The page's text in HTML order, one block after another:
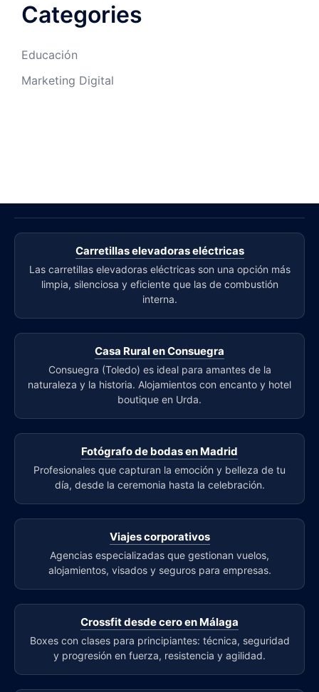
Categories
Educación
Marketing Digital
Carretillas elevadoras eléctricas
Las carretillas elevadoras eléctricas son una opción más
limpia, silenciosa y eficiente que las de combustión
interna.
Casa Rural en Consuegra
Consuegra (Toledo) es ideal para amantes de la
naturaleza y la historia. Alojamientos con encanto y hotel
boutique en Urda.
Fotógrafo de bodas en Madrid
Profesionales que capturan la emoción y belleza de tu
día, desde la ceremonia hasta la celebración.
Viajes corporativos
Agencias especializadas que gestionan vuelos,
alojamientos, visados y seguros para empresas.
Crossfit desde cero en Málaga
Boxes con clases para principiantes: técnica, seguridad
y progresión en fuerza, resistencia y agilidad.